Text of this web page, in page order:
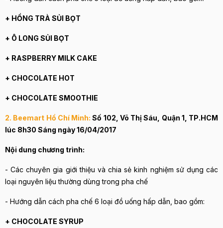
+ HỒNG TRÀ SỦI BỌT
+ Ô LONG SỦI BỌT
+ RASPBERRY MILK CAKE
+ CHOCOLATE HOT
+ CHOCOLATE SMOOTHIE
2. Beemart Hồ Chí Minh: Số 102, Võ Thị Sáu, Quận 1, TP.HCM
lúc 8h30 Sáng ngày 16/04/2017
Nội dung chương trình:
- Các chuyên gia giới thiệu và chia sẻ kinh nghiệm sử dụng các
loại nguyên liệu thường dùng trong pha chế
- Hướng dẫn cách pha chế 6 loại đồ uống hấp dẫn, bao gồm:
+ CHOCOLATE SYRUP